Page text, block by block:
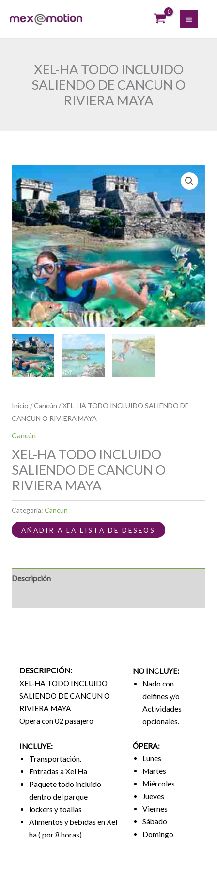
XEL-HA TODO INCLUIDO
SALIENDO DE CANCUN O
RIVIERA MAYA
Inicio /Cancún / XEL-HA TODO INCLUIDO SALIENDO DE
CANCUN O RIVIERA MAYA
Cancún
XEL-HA TODO INCLUIDO
SALIENDO DE CANCUN O
RIVIERA MAYA
Categoría: Cancún
AÑADIR A LA LISTA DE DESEOS
Descripción
DESCRIPCIÓN:
XEL-HA TODO INCLUIDO
SALIENDO DE CANCUN O
RIVIERA MAYA
Opera con 02 pasajero
INCLUYE:
Transportación.
Entradas a Xel Ha
Paquete todo incluido
dentro del parque
lockers y toallas
Alimentos y bebidas en Xel
ha ( por 8 horas)
NO INCLUYE:
Nado con
delfines y/o
Actividades
opcionales.
ÓPERA:
Lunes
Martes
Miércoles
Jueves
Viernes
Sábado
Domingo